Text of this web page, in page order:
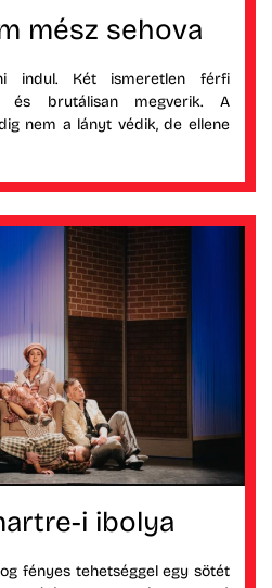
mész sehova
indul. Két ismeretlen férfi
és brutálisan megverik. A
nem a lányt védik, de ellene
i ibolya
fényes tehetséggel egy sötét